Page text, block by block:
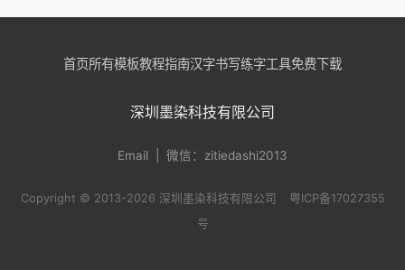
首页所有模板教程指南汉字书写练字工具免费下载
深圳墨染科技有限公司
Email | 微信：zitiedashi2013
Copyright © 2013-2026 深圳墨染科技有限公司
粤ICP备17027355
号